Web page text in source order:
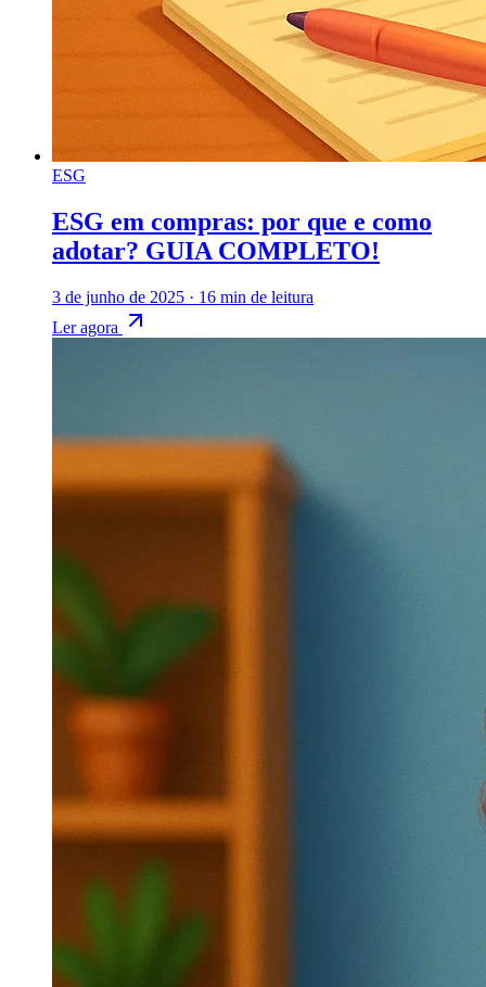
ESG
ESG em compras: por que e como
adotar? GUIA COMPLETO!
3 de junho de 2025 · 16 min de leitura
Ler agora